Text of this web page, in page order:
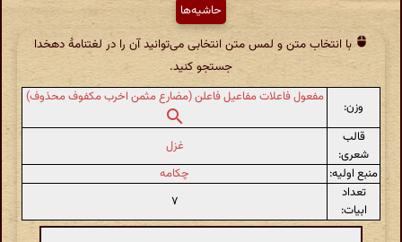
حاشیه‌ها
با انتخاب متن و لمس متن انتخابی می‌توانید آن را در لغتنامهٔ دهخدا
جستجو کنید.
وزن:
مفعول فاعلات مفاعیل فاعلن (مضارع مثمن اخرب مکفوف محذوف)
قالب
شعری:
غزل
منبع اولیه:
چکامه
تعداد
ابیات:
۷